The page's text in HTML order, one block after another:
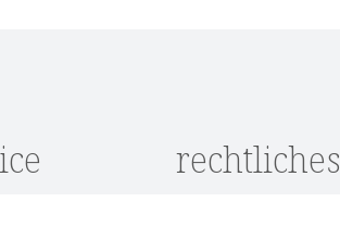
rechtliches